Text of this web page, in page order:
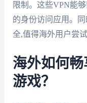
限制。这些VPN能
的身份访问应用。
全,值得海外用户尝试
海外如何畅
游戏？